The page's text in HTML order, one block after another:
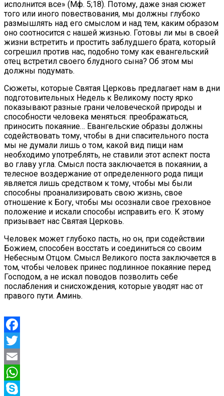
исполнится все» (Мф. 5;18). Потому, даже зная сюжет
того или иного повествования, мы должны глубоко
размышлять над его смыслом и над тем, каким образом
оно соотносится с нашей жизнью. Готовы ли мы в своей
жизни встретить и простить заблудшего брата, который
согрешил против нас, подобно тому как евангельский
отец встретил своего блудного сына? Об этом мы
должны подумать.
Сюжеты, которые Святая Церковь предлагает нам в дни
подготовительных Недель к Великому посту ярко
показывают разные грани человеческой природы и
способности человека меняться: преображаться,
приносить покаяние… Евангельские образы должны
содействовать тому, чтобы в дни спасительного поста
мы не думали лишь о том, какой вид пищи нам
необходимо употреблять, не ставили этот аспект поста
во главу угла. Смысл поста заключается в покаянии, а
телесное воздержание от определенного рода пищи
является лишь средством к тому, чтобы мы были
способны проанализировать свою жизнь, свое
отношение к Богу, чтобы мы осознали свое греховное
положение и искали способы исправить его. К этому
призывает нас Святая Церковь.
Человек может глубоко пасть, но он, при содействии
Божием, способен восстать и соединиться со своим
Небесным Отцом. Смысл Великого поста заключается в
том, чтобы человек принес подлинное покаяние перед
Господом, а не искал поводов позволить себе
послабления и снисхождения, которые уводят нас от
правого пути. Аминь.
Facebook
Twitter
Email
WhatsApp